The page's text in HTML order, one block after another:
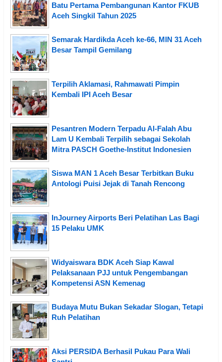
Batu Pertama Pembangunan Kantor FKUB
Aceh Singkil Tahun 2025
Semarak Hardikda Aceh ke-66, MIN 31 Aceh
Besar Tampil Gemilang
Terpilih Aklamasi, Rahmawati Pimpin
Kembali IPI Aceh Besar
Pesantren Modern Terpadu Al-Falah Abu
Lam U Kembali Terpilih sebagai Sekolah
Mitra PASCH Goethe-Institut Indonesien
Siswa MAN 1 Aceh Besar Terbitkan Buku
Antologi Puisi Jejak di Tanah Rencong
InJourney Airports Beri Pelatihan Las Bagi
15 Pelaku UMK
Widyaiswara BDK Aceh Siap Kawal
Pelaksanaan PJJ untuk Pengembangan
Kompetensi ASN Kemenag
Budaya Mutu Bukan Sekadar Slogan, Tetapi
Ruh Pelatihan
Aksi PERSIDA Berhasil Pukau Para Wali